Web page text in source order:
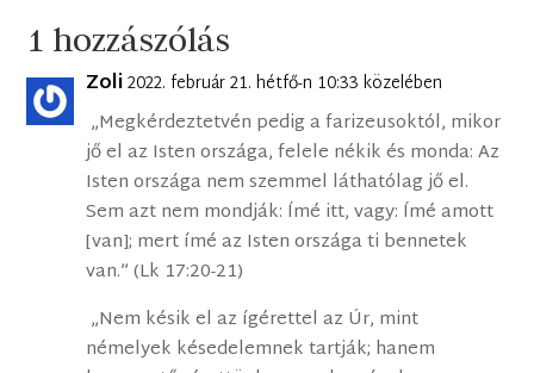
1 hozzászólás
Zoli2022. február 21. hétfő-n 10:33 közelében
„Megkérdeztetvén pedig a farizeusoktól, mikor
jő el az Isten országa, felele nékik és monda: Az
Isten országa nem szemmel láthatólag jő el.
Sem azt nem mondják: Ímé itt, vagy: Ímé amott
[van]; mert ímé az Isten országa ti bennetek
van.” (Lk 17:20-21)
„Nem késik el az ígérettel az Úr, mint
némelyek késedelemnek tartják; hanem